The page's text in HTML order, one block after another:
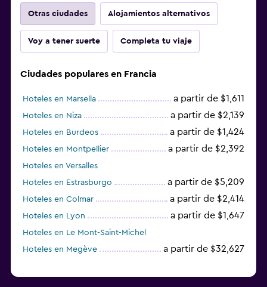
Otras ciudades Alojamientos alternativos
Voy a tener suerte Completa tu viaje
Ciudades populares en Francia
Hoteles en Marsella a partir de $1,611
Hoteles en Niza a partir de $2,139
Hoteles en Burdeos a partir de $1,424
Hoteles en Montpellier a partir de $2,392
Hoteles en Versalles
Hoteles en Estrasburgo
a partir de $5,209
Hoteles en Colmar a partir de $2,414
Hoteles en Lyon a partir de $1,647
Hoteles en Le Mont-Saint-Michel
Hoteles en Megève
a partir de $32,627